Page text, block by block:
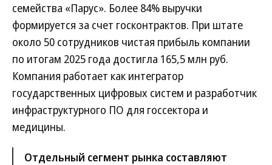
семейства «Парус». Более 84% выручки
формируется за счет госконтрактов. При штате
около 50 сотрудников чистая прибыль компании
по итогам 2025 года достигла 165,5 млн руб.
Компания работает как интегратор
государственных цифровых систем и разработчик
инфраструктурного ПО для госсектора и
медицины.
Отдельный сегмент рынка составляют